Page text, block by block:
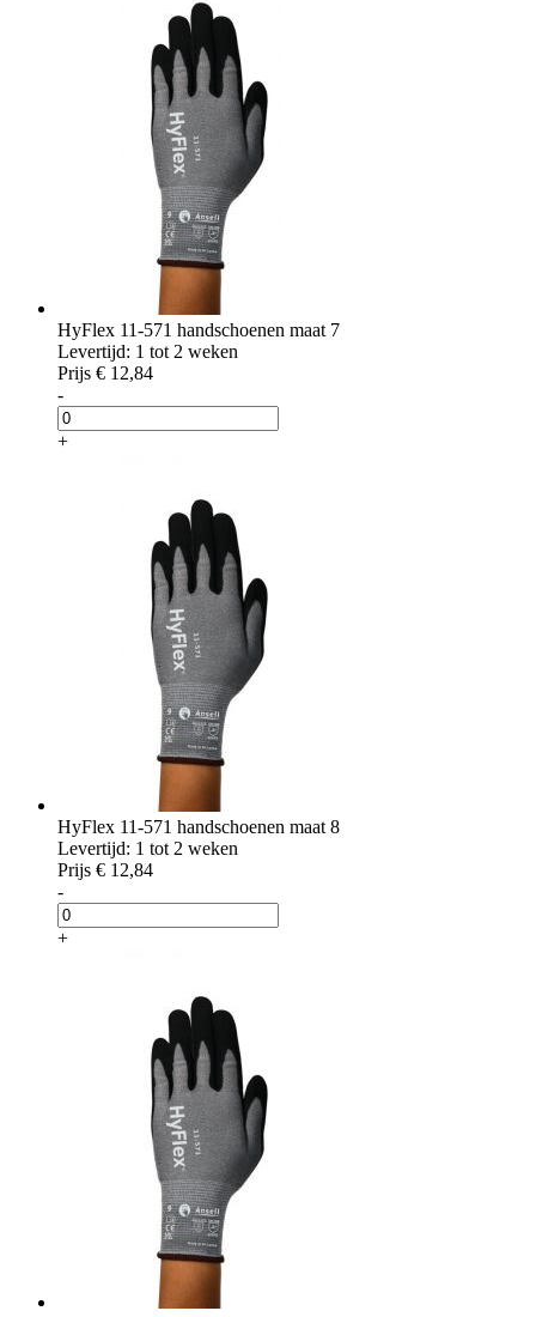
HyFlex 11-571 handschoenen maat 7
Levertijd: 1 tot 2 weken
Prijs € 12,84
-
+
HyFlex 11-571 handschoenen maat 8
Levertijd: 1 tot 2 weken
Prijs € 12,84
-
+